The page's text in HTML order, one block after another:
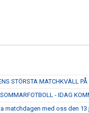
STÖRSTA MATCHKVÄLL
- IDAG
matchdagen med oss den 13